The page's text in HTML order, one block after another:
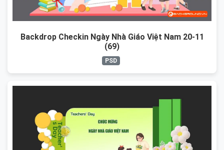
Backdrop Checkin Ngày Nhà Giáo Việt Nam 20-11
(69)
PSD